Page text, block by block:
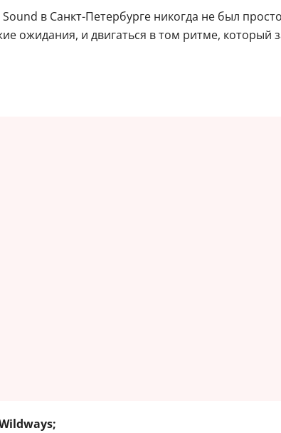
в Санкт-Петербурге никогда не был
ожидания, и двигаться в том ритме,